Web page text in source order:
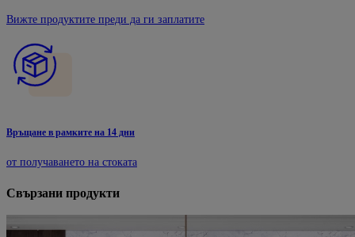
Вижте продуктите преди да ги заплатите
Връщане в рамките на 14 дни
от получаването на стоката
Свързани продукти